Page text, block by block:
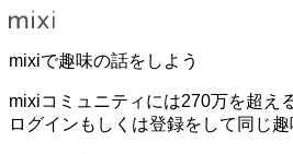
mixiで趣味の話をしよう
mixiコミュニティには270万を超え
ログインもしくは登録をして同じ